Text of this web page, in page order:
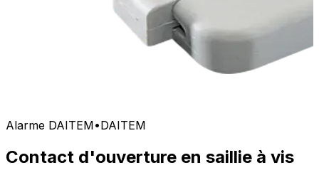
Alarme DAITEM•DAITEM
Contact d'ouverture en saillie à vis